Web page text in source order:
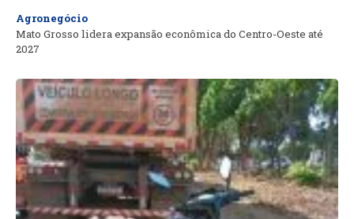
Agronegócio
Mato Grosso lidera expansão econômica do Centro-Oeste até
2027